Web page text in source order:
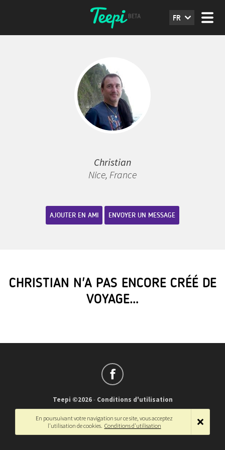
FR
Christian
Nice, France
AJOUTER EN AMI ENVOYER UN MESSAGE
CHRISTIAN N'A PAS ENCORE CRÉÉ DE
VOYAGE…
Teepi ©2026- Conditions d'utilisation
Français
English
En poursuivant votre navigation sur ce site, vous acceptez
l'utilisation de cookies. Conditions d'utilisation